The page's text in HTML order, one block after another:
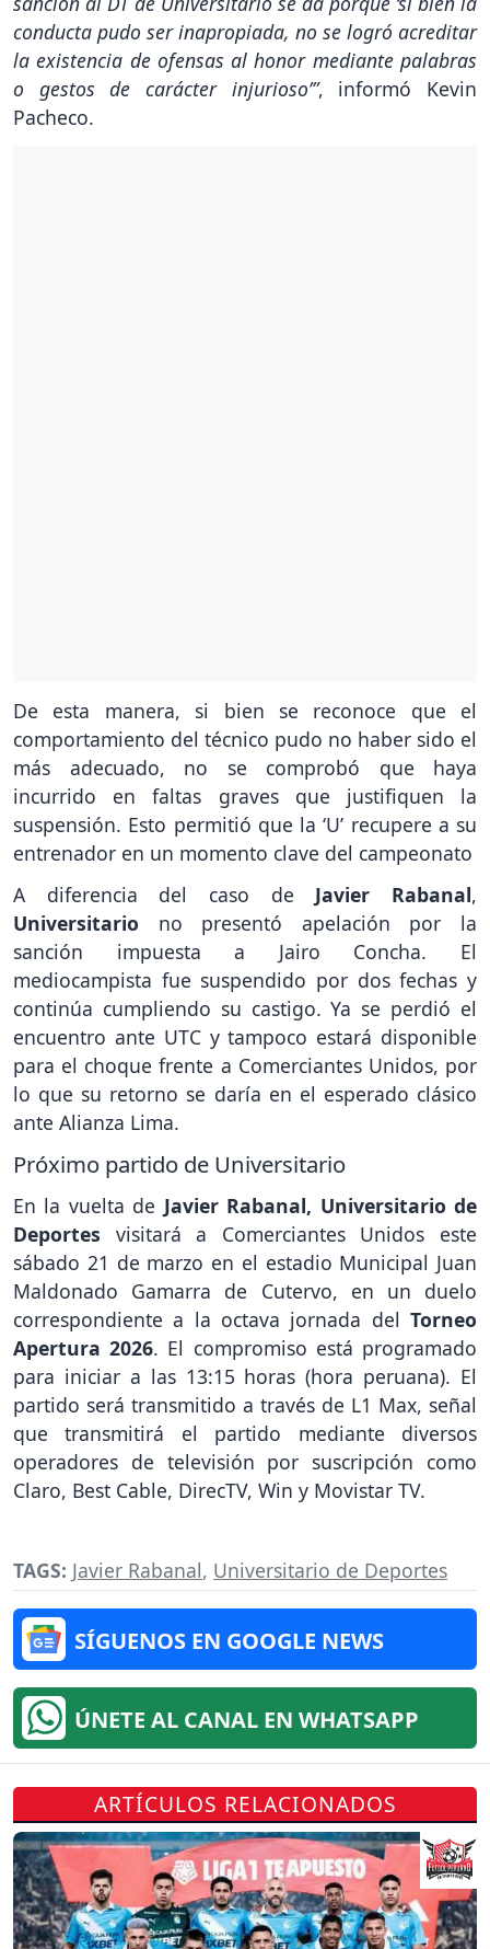
conducta pudo ser inapropiada, no se logró acreditar
la existencia de ofensas al honor mediante palabras
o gestos de carácter injurioso’”, informó Kevin
Pacheco.
De esta manera, si bien se reconoce que el
comportamiento del técnico pudo no haber sido el
más adecuado, no se comprobó que haya
incurrido en faltas graves que justifiquen la
suspensión. Esto permitió que la ‘U’ recupere a su
entrenador en un momento clave del campeonato
A diferencia del caso de Javier Rabanal,
Universitario no presentó apelación por la
sanción impuesta a Jairo Concha. El
mediocampista fue suspendido por dos fechas y
continúa cumpliendo su castigo. Ya se perdió el
encuentro ante UTC y tampoco estará disponible
para el choque frente a Comerciantes Unidos, por
lo que su retorno se daría en el esperado clásico
ante Alianza Lima.
Próximo partido de Universitario
En la vuelta de Javier Rabanal, Universitario de
Deportes visitará a Comerciantes Unidos este
sábado 21 de marzo en el estadio Municipal Juan
Maldonado Gamarra de Cutervo, en un duelo
correspondiente a la octava jornada del Torneo
Apertura 2026. El compromiso está programado
para iniciar a las 13:15 horas (hora peruana). El
partido será transmitido a través de L1 Max, señal
que transmitirá el partido mediante diversos
operadores de televisión por suscripción como
Claro, Best Cable, DirecTV, Win y Movistar TV.
TAGS: Javier Rabanal, Universitario de Deportes
SÍGUENOS EN GOOGLE NEWS
ÚNETE AL CANAL EN WHATSAPP
ARTÍCULOS RELACIONADOS